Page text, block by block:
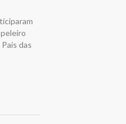
das